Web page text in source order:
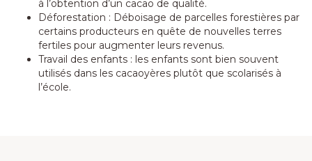
à l’obtention d’un cacao de qualité.
Déforestation : Déboisage de parcelles forestières par
certains producteurs en quête de nouvelles terres
fertiles pour augmenter leurs revenus.
Travail des enfants : les enfants sont bien souvent
utilisés dans les cacaoyères plutôt que scolarisés à
l’école.